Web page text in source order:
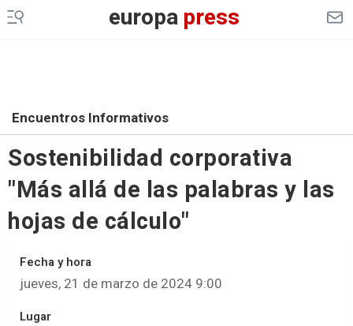
LEGAL
europapress
Encuentros Informativos
Sostenibilidad corporativa
"Más allá de las palabras y las
hojas de cálculo"
Fecha y hora
jueves, 21 de marzo de 2024 9:00
Lugar